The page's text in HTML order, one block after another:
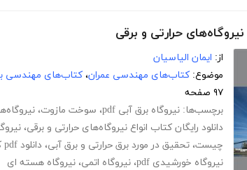
نیروگاه‌های حرارتی و برقی
از: ایمان الیاسیان
موضوع: کتاب‌های مهندسی عمران، کتاب‌های مهندسی
۹۷ صفحه
برچسب‌ها: نیروگاه برق آبی pdf ، سوخت مازوت،
دانلود رایگان کتاب انواع نیروگاه‌های حرارتی و برقی،
چیست، تحقیق در مورد برق حرارتی و برق آبی، دانلود pdf کتاب انواع نیروگاه‌های حرارتی و برقی
نیروگاه خورشیدی pdf
، نیروگاه اتمی، نیروگاه هسته ای